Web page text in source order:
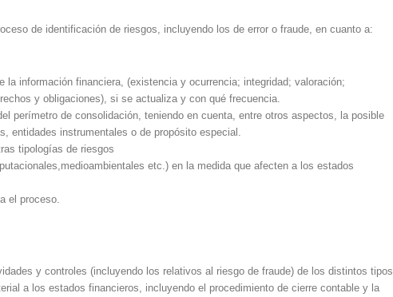
de identificación de riesgos, incluyendo los de error o fraude, en cuanto a:
la información financiera, (existencia y ocurrencia; integridad; valoración;
y obligaciones), si se actualiza y con qué frecuencia.
perímetro de consolidación, teniendo en cuenta, entre otros aspectos, la posible
entidades instrumentales o de propósito especial.
tipologías de riesgos
etc.) en la medida que afecten a los estados
el proceso.
y controles (incluyendo los relativos al riesgo de fraude) de los distintos tipos
a los estados financieros, incluyendo el procedimiento de cierre contable y la